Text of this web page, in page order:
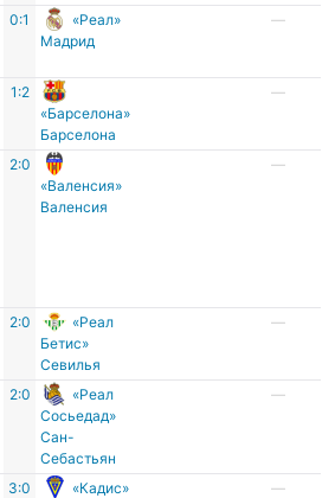
0:1
«Реал»
Мадрид
—
1:2
«Барселона»
Барселона
—
2:0
«Валенсия»
Валенсия
—
2:0
«Реал
Бетис»
Севилья
—
2:0
«Реал
Сосьедад»
Сан-
Себастьян
—
3:0
«Кадис»
—